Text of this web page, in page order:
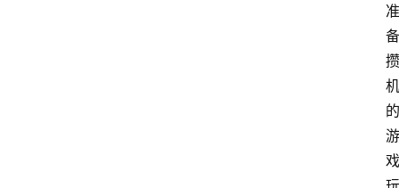
准
备
攒
机
的
游
戏